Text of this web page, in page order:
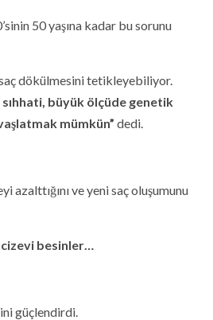
50 yaşına kadar bu sorunu
dökülmesini tetikleyebiliyor.
sıhhati, büyük ölçüde genetik
mümkün” dedi.
ve yeni saç oluşumunu
besinler…
güçlendirdi.